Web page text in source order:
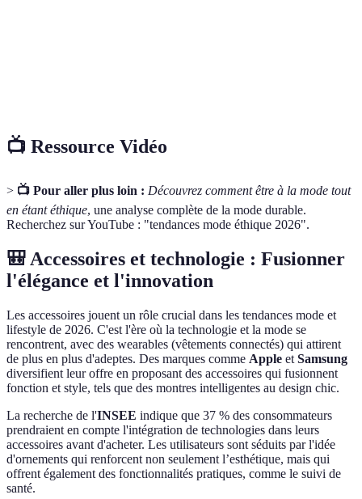
📺 Ressource Vidéo
> 📺 Pour aller plus loin : Découvrez comment être à la mode tout
en étant éthique, une analyse complète de la mode durable.
Recherchez sur YouTube : "tendances mode éthique 2026".
🎒 Accessoires et technologie : Fusionner
l'élégance et l'innovation
Les accessoires jouent un rôle crucial dans les tendances mode et
lifestyle de 2026. C'est l'ère où la technologie et la mode se
rencontrent, avec des wearables (vêtements connectés) qui attirent
de plus en plus d'adeptes. Des marques comme Apple et Samsung
diversifient leur offre en proposant des accessoires qui fusionnent
fonction et style, tels que des montres intelligentes au design chic.
La recherche de l'INSEE indique que 37 % des consommateurs
prendraient en compte l'intégration de technologies dans leurs
accessoires avant d'acheter. Les utilisateurs sont séduits par l'idée
d'ornements qui renforcent non seulement l’esthétique, mais qui
offrent également des fonctionnalités pratiques, comme le suivi de
santé.